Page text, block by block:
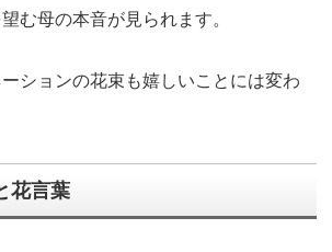
む母の本音が見られます。
ションの花束も嬉しいことには変わ
花言葉